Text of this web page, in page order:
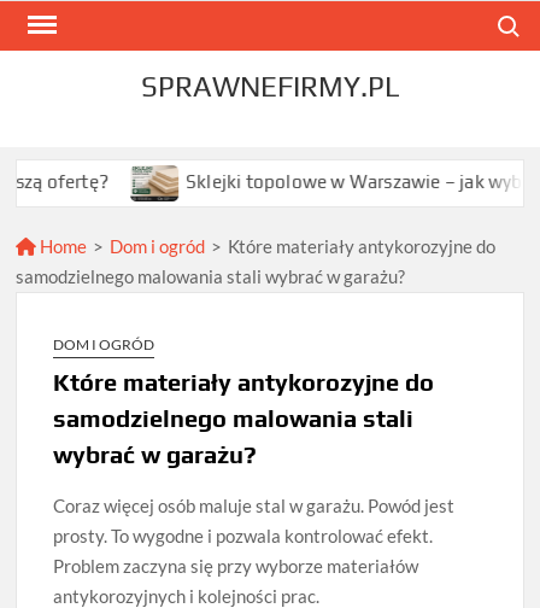
Skip
SPRAWNEFIRMY.PL
Sklejki topolowe w Warszawie – jak wybrać
Home > Dom i ogród > Które materiały antykorozyjne do
samodzielnego malowania stali wybrać w garażu?
DOM I OGRÓD
Które materiały antykorozyjne do
samodzielnego malowania stali
wybrać w garażu?
Coraz więcej osób maluje stal w garażu. Powód jest
prosty. To wygodne i pozwala kontrolować efekt.
Problem zaczyna się przy wyborze materiałów
antykorozyjnych i kolejności prac.